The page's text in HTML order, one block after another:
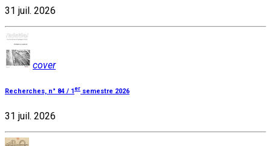
31 juil. 2026
cover
Recherches, n° 84 / 1 er semestre 2026
31 juil. 2026